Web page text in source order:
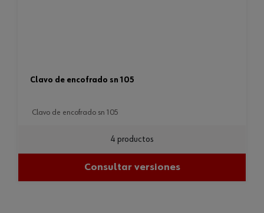
clavo de encofrado sn 105
clavo de encofrado sn 105
4 productos
Consultar versiones